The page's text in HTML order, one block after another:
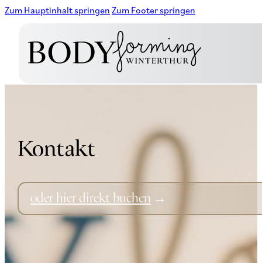
Zum Hauptinhalt springenZum Footer springen
Kontakt
oder hier direkt buchen